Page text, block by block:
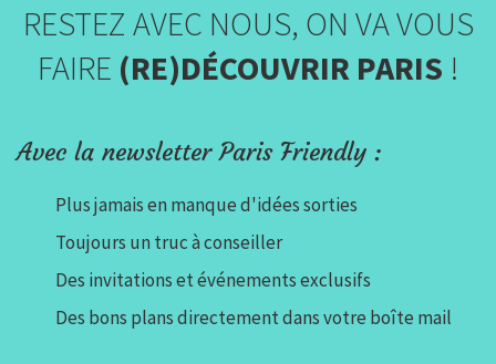
RESTEZ AVEC NOUS, ON VA VOUS
FAIRE (RE)DÉCOUVRIR PARIS !
Avec la newsletter Paris Friendly :
Plus jamais en manque d'idées sorties
Toujours un truc à conseiller
Des invitations et événements exclusifs
Des bons plans directement dans votre boîte mail